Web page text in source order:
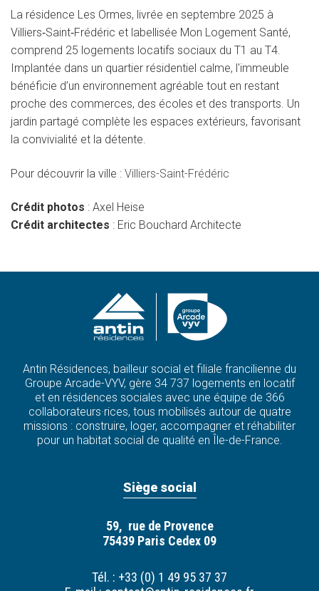
La résidence Les Ormes, livrée en septembre 2025 à
Villiers‑Saint‑Frédéric et labellisée Mon Logement Santé,
comprend 25 logements locatifs sociaux du T1 au T4.
Implantée dans un quartier résidentiel calme, l'immeuble
bénéficie d’un environnement agréable tout en restant
proche des commerces, des écoles et des transports. Un
jardin partagé complète les espaces extérieurs, favorisant
la convivialité et la détente.
Pour découvrir la ville : Villiers-Saint-Frédéric
Crédit photos : Axel Heise
Crédit architectes : Eric Bouchard Architecte
Antin Résidences, bailleur social et filiale francilienne du
Groupe Arcade-VYV, gère 34 737 logements en locatif
et en résidences sociales avec une équipe de 366
collaborateurs·rices, tous mobilisés autour de quatre
missions : construire, loger, accompagner et réhabiliter
pour un habitat social de qualité en Île-de-France.
Siège social
59, rue de Provence
75439 Paris Cedex 09
Tél. : +33 (0) 1 49 95 37 37